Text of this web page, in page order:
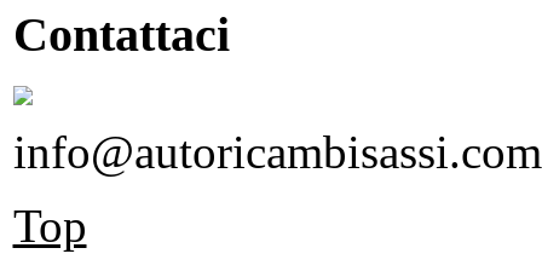
Contattaci
info@autoricambisassi.com
Top